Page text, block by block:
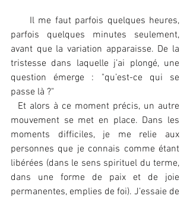
parfois quelques minutes seulement,
avant que la variation apparaisse. De la
tristesse dans laquelle j’ai plongé, une
question émerge : "qu’est-ce qui se
passe là ?"
mouvement se met en place. Dans les
moments difficiles, je me relie aux
personnes que je connais comme étant
libérées (dans le sens spirituel du terme,
dans une forme de paix et de joie
permanentes, emplies de foi). J’essaie de